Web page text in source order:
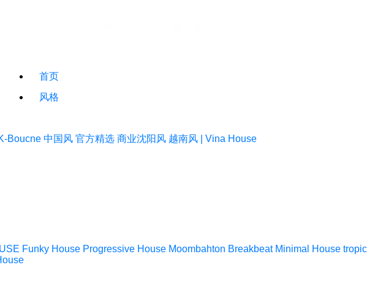
首页
风格
Boucne 中国风 官方精选 商业沈阳风 越南风 | Vina House
Funky House Progressive House Moombahton Breakbeat Minimal House